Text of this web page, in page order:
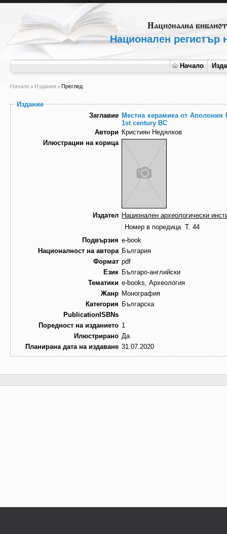
Национален регистър
Начало
Начало Издания Преглед
Издание
Заглавие Местна керамика от
1st century BС
Автори Кристиян Недялков
Илюстрации на корица
Издател Национален археологически
Номер в поредица Т. 44
Подвързия e-book
Националност на автора България
Формат pdf
Език Българо-английски
Тематики e-books, Археология
Жанр Монография
Категория Българска
PublicationISBNs
Поредност на изданието 1
Илюстрирано Да
Планирана дата на издаване 31.07.2020